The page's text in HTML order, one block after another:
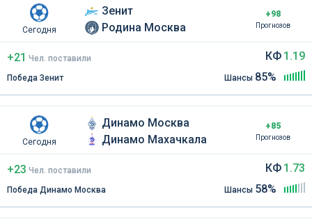
Сегодня
Зенит
Родина Москва
+98
Прогнозов
+21 Чел поставили
Победа Зенит
КФ 1.19
Шансы 85%
Сегодня
Динамо Москва
Динамо Махачкала
+85
Прогнозов
+23 Чел поставили
Победа Динамо Москва
КФ 1.73
Шансы 58%